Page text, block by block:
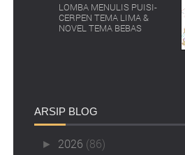
LOMBA MENULIS PUISI-
CERPEN TEMA LIMA &
NOVEL TEMA BEBAS
ARSIP BLOG
► 2026 (86)